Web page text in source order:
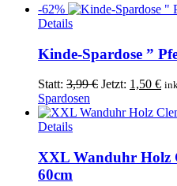
-62%
DetailsDieses
weist
mehrere
Varianten
auf.
Die
Optionen
können
auf
der
Produktseite
Kinde-Spardose ”
Statt: 3,99€ Ursprünglicher
war:
Jetzt: 1,50 €
ist:
Spardosen
Details
XXL Wanduhr Holz
60cm